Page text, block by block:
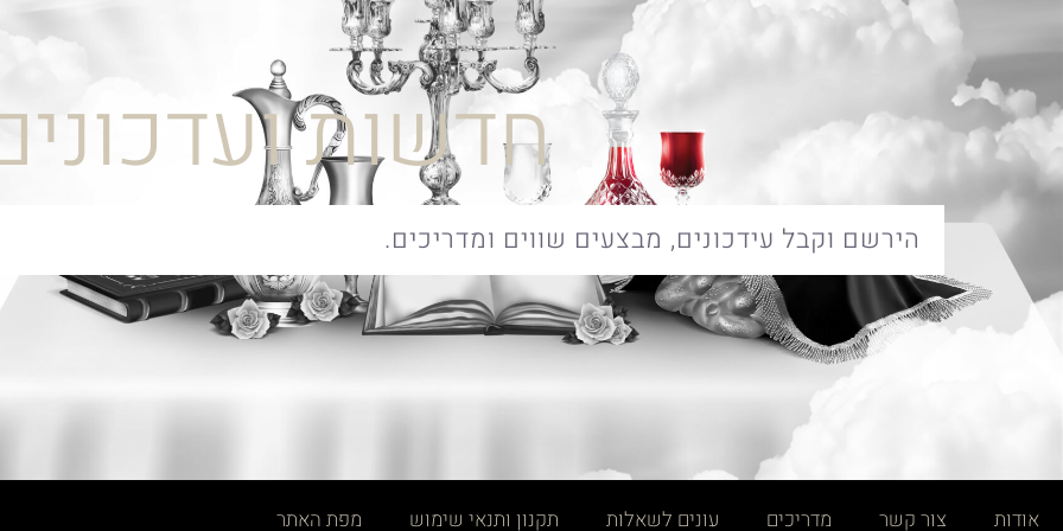
חדשות
אודות צור קשר מדריכים עונים לשאלות תקנון ותנאי שימוש מפת האתר